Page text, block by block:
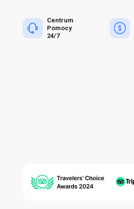
Centrum
Pomocy
24/7